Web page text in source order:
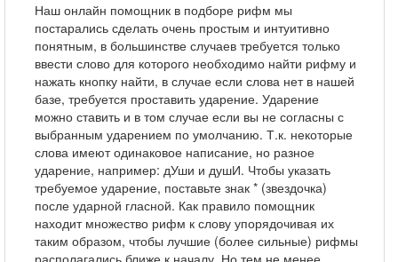
Наш онлайн помощник в подборе рифм мы
постарались сделать очень простым и интуитивно
понятным, в большинстве случаев требуется только
ввести слово для которого необходимо найти рифму и
нажать кнопку найти, в случае если слова нет в нашей
базе, требуется проставить ударение. Ударение
можно ставить и в том случае если вы не согласны с
выбранным ударением по умолчанию. Т.к. некоторые
слова имеют одинаковое написание, но разное
ударение, например: дУши и душИ. Чтобы указать
требуемое ударение, поставьте знак * (звездочка)
после ударной гласной. Как правило помощник
находит множество рифм к слову упорядочивая их
таким образом, чтобы лучшие (более сильные) рифмы
располагались ближе к началу. Но тем не менее